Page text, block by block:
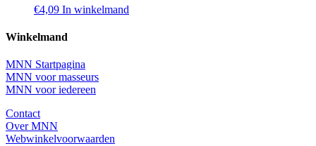
€4,09 In winkelmand
Winkelmand
MNN Startpagina
MNN voor masseurs
MNN voor iedereen
Contact
Over MNN
Webwinkelvoorwaarden